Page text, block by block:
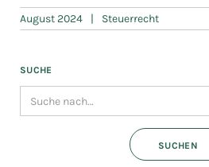
August 2024 | Steuerrecht
SUCHE